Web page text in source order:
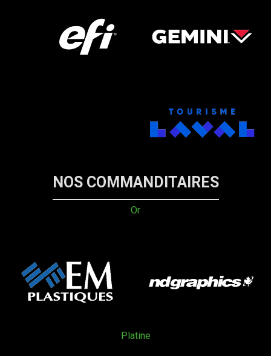
NOS COMMANDITAIRES
Or
Platine